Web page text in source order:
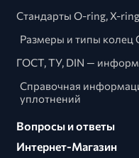
Стандарты O-ring, X-
Размеры и типы колец
ГОСТ, ТУ, DIN —
Справочная
уплотнений
Вопросы и ответы
Интернет-Магазин